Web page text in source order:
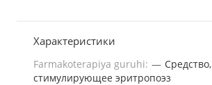
Характеристики
Farmakoterapiya guruhi: — Средство,
стимулирующее эритропоэз